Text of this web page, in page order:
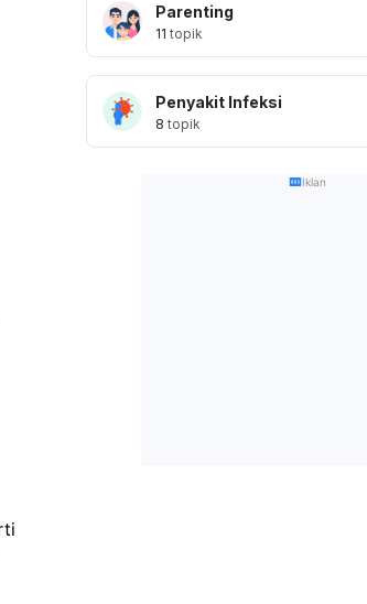
Parenting
11 topik
Penyakit Infeksi
8 topik
Iklan